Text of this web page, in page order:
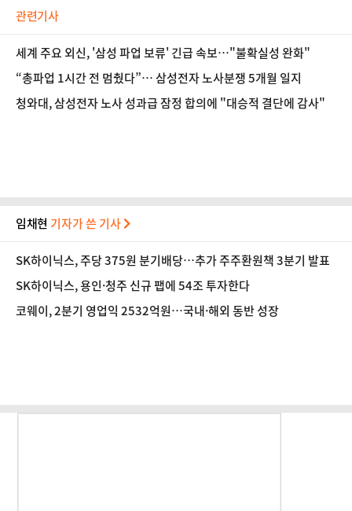
관련기사
세계 주요 외신, '삼성 파업 보류' 긴급 속보…"불확실성 완화"
“총파업 1시간 전 멈췄다”… 삼성전자 노사분쟁 5개월 일지
청와대, 삼성전자 노사 성과급 잠정 합의에 "대승적 결단에 감사"
임채현 기자가 쓴 기사
SK하이닉스, 주당 375원 분기배당…추가 주주환원책 3분기 발표
SK하이닉스, 용인·청주 신규 팹에 54조 투자한다
코웨이, 2분기 영업익 2532억원…국내·해외 동반 성장